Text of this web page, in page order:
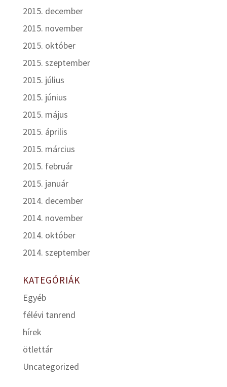
2015. december
2015. november
2015. október
2015. szeptember
2015. július
2015. június
2015. május
2015. április
2015. március
2015. február
2015. január
2014. december
2014. november
2014. október
2014. szeptember
KATEGÓRIÁK
Egyéb
félévi tanrend
hírek
ötlettár
Uncategorized